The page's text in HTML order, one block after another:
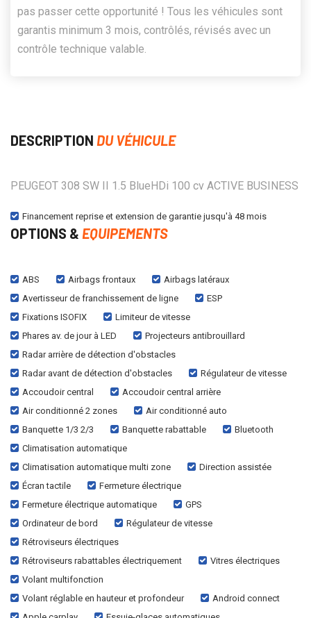
pas passer cette opportunité ! Tous les véhicules sont
garantis minimum 3 mois, contrôlés, révisés avec un
contrôle technique valable.
DESCRIPTION DU VÉHICULE
PEUGEOT 308 SW II 1.5 BlueHDi 100 cv ACTIVE BUSINESS
Financement reprise et extension de garantie jusqu'à 48 mois
OPTIONS & EQUIPEMENTS
ABS Airbags frontaux
Airbags latéraux
Avertisseur de franchissement de ligne
ESP
Fixations ISOFIX
Limiteur de vitesse
Phares av. de jour à LED
Projecteurs antibrouillard
Radar arrière de détection d'obstacles
Radar avant de détection d'obstacles
Régulateur de vitesse
Accoudoir central
Accoudoir central arrière
Air conditionné 2 zones
Air conditionné auto
Banquette 1/3 2/3
Banquette rabattable
Bluetooth
Climatisation automatique
Climatisation automatique multi zone
Direction assistée
Écran tactile
Fermeture électrique
Fermeture électrique automatique
GPS
Ordinateur de bord
Régulateur de vitesse
Rétroviseurs électriques
Rétroviseurs rabattables électriquement
Vitres électriques
Volant multifonction
Volant réglable en hauteur et profondeur
Android connect